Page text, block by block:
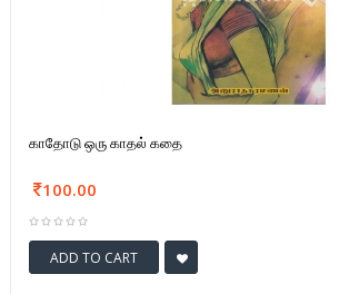
காதோடு ஒரு காதல் கதை
100.00
ADD TO CART